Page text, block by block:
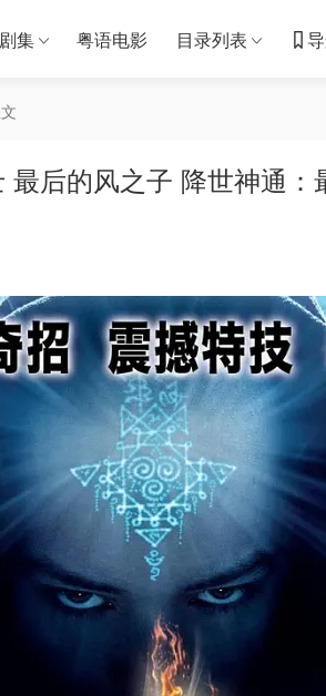
集 粤语电影 目录列表
最后的风之子 降世神通